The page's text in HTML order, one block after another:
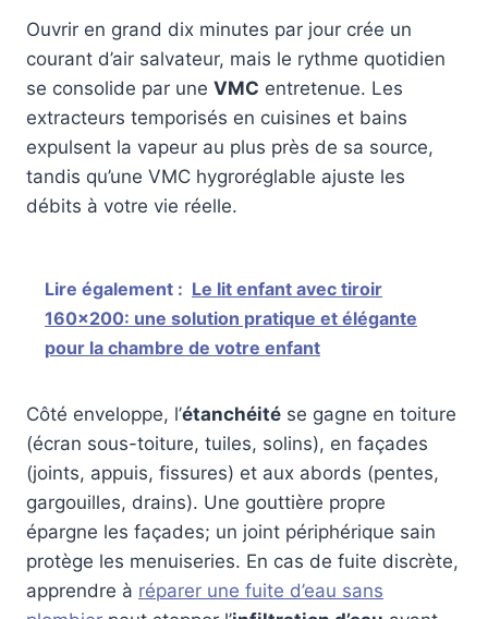
Ouvrir en grand dix minutes par jour crée un
courant d’air salvateur, mais le rythme quotidien
se consolide par une VMC entretenue. Les
extracteurs temporisés en cuisines et bains
expulsent la vapeur au plus près de sa source,
tandis qu’une VMC hygroréglable ajuste les
débits à votre vie réelle.
Lire également : Le lit enfant avec tiroir
160x200: une solution pratique et élégante
pour la chambre de votre enfant
Côté enveloppe, l’étanchéité se gagne en toiture
(écran sous-toiture, tuiles, solins), en façades
(joints, appuis, fissures) et aux abords (pentes,
gargouilles, drains). Une gouttière propre
épargne les façades; un joint périphérique sain
protège les menuiseries. En cas de fuite discrète,
apprendre à réparer une fuite d’eau sans